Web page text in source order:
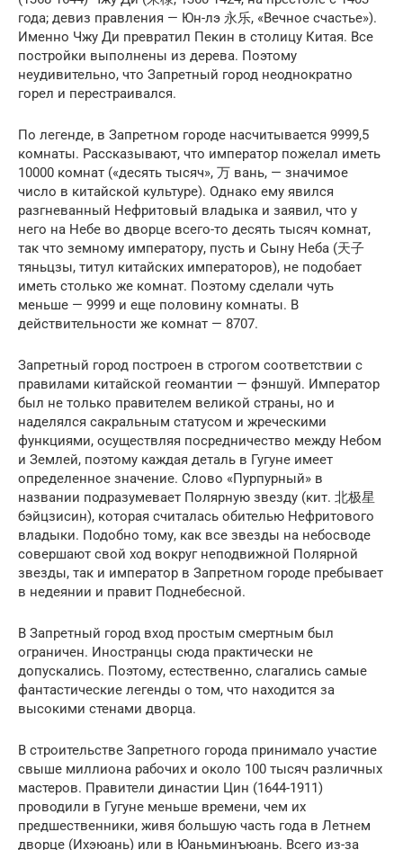
года; девиз правления — Юн-лэ 永乐, «Вечное счастье»).
Именно Чжу Ди превратил Пекин в столицу Китая. Все
постройки выполнены из дерева. Поэтому
неудивительно, что Запретный город неоднократно
горел и перестраивался.
По легенде, в Запретном городе насчитывается 9999,5
комнаты. Рассказывают, что император пожелал иметь
10000 комнат («десять тысяч», 万 вань, — значимое
число в китайской культуре). Однако ему явился
разгневанный Нефритовый владыка и заявил, что у
него на Небе во дворце всего-то десять тысяч комнат,
так что земному императору, пусть и Сыну Неба (天子
тяньцзы, титул китайских императоров), не подобает
иметь столько же комнат. Поэтому сделали чуть
меньше — 9999 и еще половину комнаты. В
действительности же комнат — 8707.
Запретный город построен в строгом соответствии с
правилами китайской геомантии — фэншуй. Император
был не только правителем великой страны, но и
наделялся сакральным статусом и жреческими
функциями, осуществляя посредничество между Небом
и Землей, поэтому каждая деталь в Гугуне имеет
определенное значение. Слово «Пурпурный» в
названии подразумевает Полярную звезду (кит. 北极星
бэйцзисин), которая считалась обителью Нефритового
владыки. Подобно тому, как все звезды на небосводе
совершают свой ход вокруг неподвижной Полярной
звезды, так и император в Запретном городе пребывает
в недеянии и правит Поднебесной.
В Запретный город вход простым смертным был
ограничен. Иностранцы сюда практически не
допускались. Поэтому, естественно, слагались самые
фантастические легенды о том, что находится за
высокими стенами дворца.
В строительстве Запретного города принимало участие
свыше миллиона рабочих и около 100 тысяч различных
мастеров. Правители династии Цин (1644-1911)
проводили в Гугуне меньше времени, чем их
предшественники, живя большую часть года в Летнем
дворце (Ихэюань) или в Юаньминъюань. Всего из-за